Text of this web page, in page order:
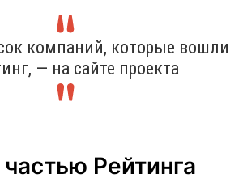
компаний, которые вошли
— на сайте проекта
частью Рейтинга